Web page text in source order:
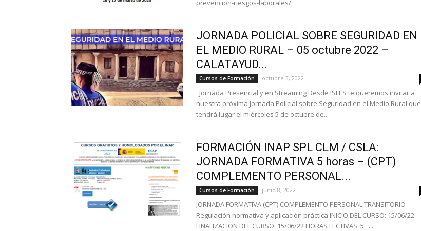
prevencion-riesgos-laborales/
JORNADA POLICIAL SOBRE SEGURIDAD EN
EL MEDIO RURAL – 05 octubre 2022 –
CALATAYUD...
Cursos de Formación octubre 3, 2022
Jornada Presencial y en Streaming Desde ISFES te queremos invitar a
nuestra próxima Jornada Policial sobre Seguridad en el Medio Rural que
tendrá lugar el miércoles 5 de octubre de...
FORMACIÓN INAP SPL CLM / CSLA:
JORNADA FORMATIVA 5 horas – (CPT)
COMPLEMENTO PERSONAL...
Cursos de Formación junio 8, 2022
JORNADA FORMATIVA (CPT) COMPLEMENTO PERSONAL TRANSITORIO -
Regulación normativa y aplicación práctica INICIO DEL CURSO: 15/06/22
FINALIZACIÓN DEL CURSO: 15/06/22 HORAS LECTIVAS: 5 ...